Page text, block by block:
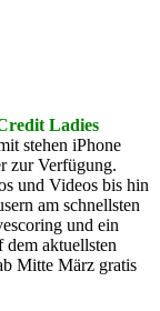
Ladies
stehen iPhone
zur Verfügung.
und Videos bis hin
am schnellsten
und ein
aktuellsten
Mitte März gratis